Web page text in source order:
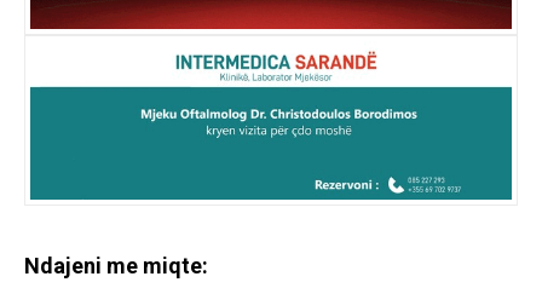
Ndajeni me miqte: